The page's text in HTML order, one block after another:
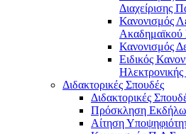
Διαχείρισης
Κανονισμός
Κανονισμός
Ειδικός
Διδακτορικές Σπουδές
Διδακτορικές
Πρόσκληση
Αίτηση